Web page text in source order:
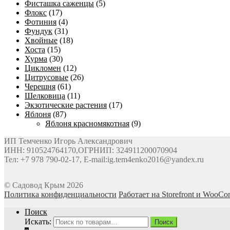
Фисташка саженцы (5)
Флокс (17)
Фотиния (4)
Фундук (31)
Хвойные (18)
Хоста (15)
Хурма (30)
Цикломен (12)
Цитрусовые (26)
Черешня (61)
Шелковица (11)
Экзотические растения (17)
Яблоня (87)
Яблоня красномякотная (9)
ИП Темченко Игорь Александрович
ИНН: 910524764170,ОГРНИП: 324911200070904
Тел: +7 978 790-02-17, E-mail:ig.tem4enko2016@yandex.ru
© Садовод Крым 2026
Политика конфиденциальности Работает на Storefront и
Поиск
Искать:
Поиск